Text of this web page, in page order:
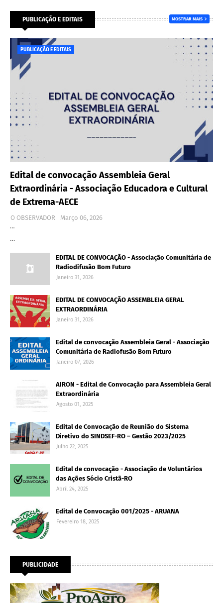
PUBLICAÇÃO E EDITAIS MOSTRAR MAIS
PUBLICAÇÃO E EDITAIS
Edital de convocação Assembleia Geral
Extraordinária - Associação Educadora e Cultural
de Extrema-AECE
O OBSERVADOR
Março 06, 2026
…
…
EDITAL DE CONVOCAÇÃO - Associação Comunitária de
Radiodifusão Bom Futuro
Janeiro 31, 2026
EDITAL DE CONVOCAÇÃO ASSEMBLEIA GERAL
EXTRAORDINÁRIA
Janeiro 31, 2026
Edital de convocação Assembleia Geral - Associação
Comunitária de Radiofusão Bom Futuro
Janeiro 07, 2026
AIRON - Edital de Convocação para Assembleia Geral
Extraordinária
Agosto 01, 2025
Edital de Convocação de Reunião do Sistema
Diretivo do SINDSEF-RO – Gestão 2023/2025
Julho 22, 2025
Edital de convocação - Associação de Voluntários
das Ações Sócio Cristã-RO
Abril 24, 2025
Edital de Convocação 001/2025 - ARUANA
Fevereiro 18, 2025
PUBLICIDADE